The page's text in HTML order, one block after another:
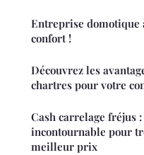
Entreprise domotique
confort !
Découvrez les
chartres pour votre
Cash carrelage fréjus
incontournable pour
meilleur prix